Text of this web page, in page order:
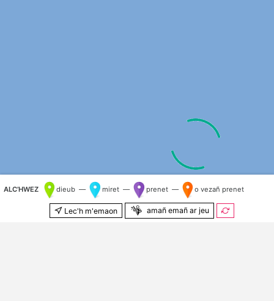
ALC’HWEZ dieub — miret — prenet — o vezañ prenet
Lec'h m'emaon amañ emañ ar jeu